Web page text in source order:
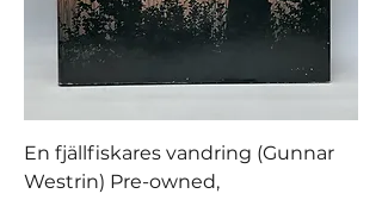
En fjällfiskares vandring (Gunnar
Westrin) Pre-owned,